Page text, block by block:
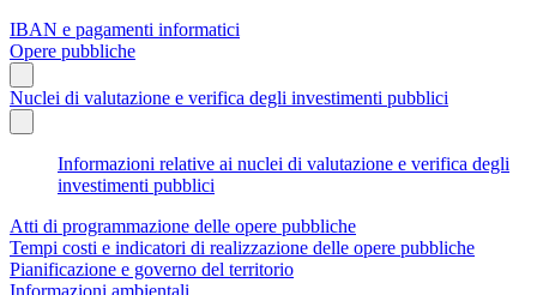
IBAN e pagamenti informatici
Opere pubbliche
Nuclei di valutazione e verifica degli investimenti pubblici
Informazioni relative ai nuclei di valutazione e verifica degli
investimenti pubblici
Atti di programmazione delle opere pubbliche
Tempi costi e indicatori di realizzazione delle opere pubbliche
Pianificazione e governo del territorio
Informazioni ambientali